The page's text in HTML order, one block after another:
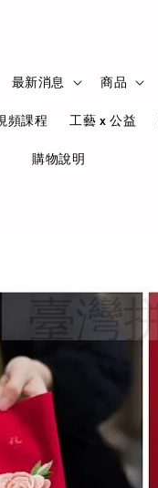
最新消息 商品
頻課程 工藝 x 公益
購物說明